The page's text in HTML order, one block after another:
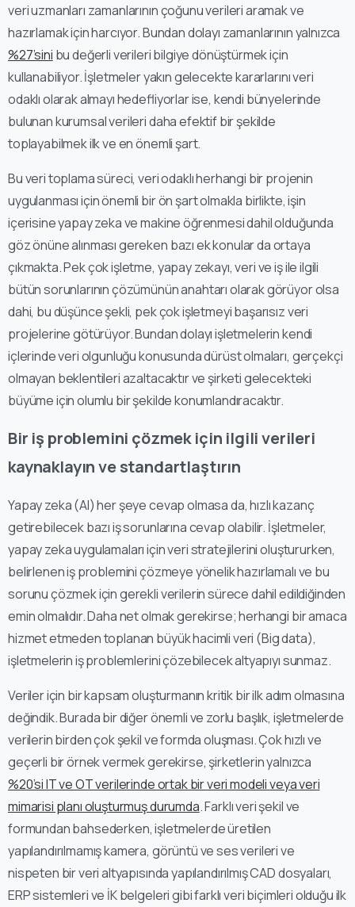
veri uzmanları zamanlarının çoğunu verileri aramak ve
hazırlamak için harcıyor. Bundan dolayı zamanlarının yalnızca
%27’sini bu değerli verileri bilgiye dönüştürmek için
kullanabiliyor. İşletmeler yakın gelecekte kararlarını veri
odaklı olarak almayı hedefliyorlar ise, kendi bünyelerinde
bulunan kurumsal verileri daha efektif bir şekilde
toplayabilmek ilk ve en önemli şart.
Bu veri toplama süreci, veri odaklı herhangi bir projenin
uygulanması için önemli bir ön şart olmakla birlikte, işin
içerisine yapay zeka ve makine öğrenmesi dahil olduğunda
göz önüne alınması gereken bazı ek konular da ortaya
çıkmakta. Pek çok işletme, yapay zekayı, veri ve iş ile ilgili
bütün sorunlarının çözümünün anahtarı olarak görüyor olsa
dahi, bu düşünce şekli, pek çok işletmeyi başarısız veri
projelerine götürüyor. Bundan dolayı işletmelerin kendi
içlerinde veri olgunluğu konusunda dürüst olmaları, gerçekçi
olmayan beklentileri azaltacaktır ve şirketi gelecekteki
büyüme için olumlu bir şekilde konumlandıracaktır.
Bir iş problemini çözmek için ilgili verileri
kaynaklayın ve standartlaştırın
Yapay zeka (AI) her şeye cevap olmasa da, hızlı kazanç
getirebilecek bazı iş sorunlarına cevap olabilir. İşletmeler,
yapay zeka uygulamaları için veri stratejilerini oluştururken,
belirlenen iş problemini çözmeye yönelik hazırlamalı ve bu
sorunu çözmek için gerekli verilerin sürece dahil edildiğinden
emin olmalıdır. Daha net olmak gerekirse; herhangi bir amaca
hizmet etmeden toplanan büyük hacimli veri (Big data),
işletmelerin iş problemlerini çözebilecek altyapıyı sunmaz.
Veriler için bir kapsam oluşturmanın kritik bir ilk adım olmasına
değindik. Burada bir diğer önemli ve zorlu başlık, işletmelerde
verilerin birden çok şekil ve formda oluşması. Çok hızlı ve
geçerli bir örnek vermek gerekirse, şirketlerin yalnızca
%20’si IT ve OT verilerinde ortak bir veri modeli veya veri
mimarisi planı oluşturmuş durumda. Farklı veri şekil ve
formundan bahsederken, işletmelerde üretilen
yapılandırılmamış kamera, görüntü ve ses verileri ve
nispeten bir veri altyapısında yapılandırılmış CAD dosyaları,
ERP sistemleri ve İK belgeleri gibi farklı veri biçimleri olduğu ilk